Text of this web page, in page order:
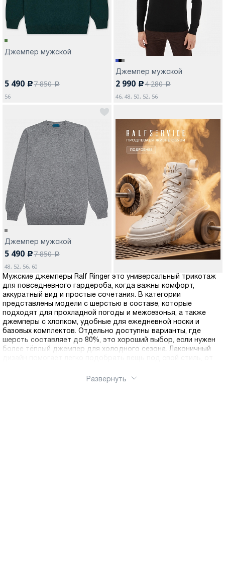
Джемпер мужской
5 490 c7 850a
56
Джемпер мужской
2 990 c4 280a
46, 48, 50, 52, 56
Джемпер мужской
5 490 c7 850a
48, 52, 56, 60
Мужские джемперы Ralf Ringer это универсальный трикотаж
для повседневного гардероба, когда важны комфорт,
аккуратный вид и простые сочетания. В категории
представлены модели с шерстью в составе, которые
подходят для прохладной погоды и межсезонья, а также
джемперы с хлопком, удобные для ежедневной носки и
базовых комплектов. Отдельно доступны варианты, где
шерсть составляет до 80%, это хороший выбор, если нужен
более тёплый джемпер для холодного сезона. Лаконичный
разнообразие оттенков и посадок упрощает выбор под
Развернуть